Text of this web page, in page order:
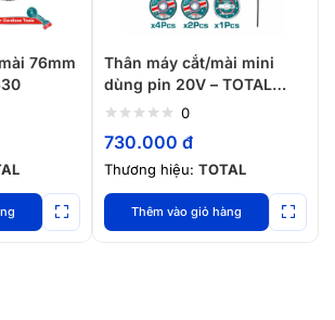
76mm
Thân máy cắt/mài mini
dùng pin 20V – TOTAL
TAGLI7601 0
730.000 đ
Thương hiệu: TOTAL
Thêm vào giỏ hàng